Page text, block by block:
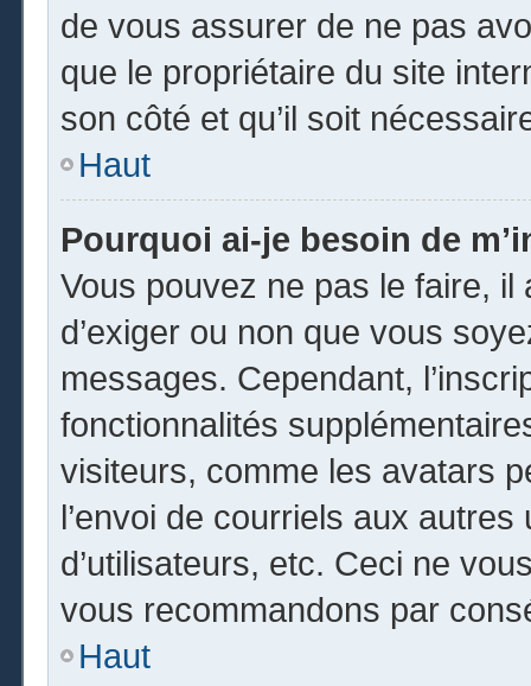
de vous assurer de ne pas
que le propriétaire du site
son côté et qu’il soit
Haut
Pourquoi ai-je besoin de
Vous pouvez ne pas le faire, il
d’exiger ou non que vous
messages. Cependant,
fonctionnalités
visiteurs, comme les avatars
l’envoi de courriels aux
d’utilisateurs, etc. Ceci ne
vous recommandons par
Haut